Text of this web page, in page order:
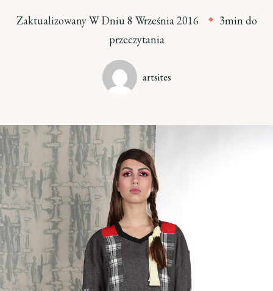
Zaktualizowany W Dniu8 Września 2016
3min do
przeczytania
artsites